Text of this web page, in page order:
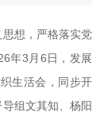
想，严格落实党
年3月6日，发展
生活会，同步开
组文其知、杨阳